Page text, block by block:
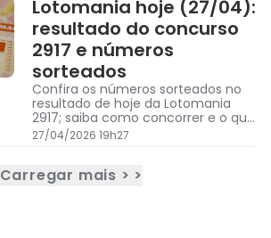
Lotomania hoje (27/04):
resultado do concurso
2917 e números
sorteados
Confira os números sorteados no
resultado de hoje da Lotomania
2917; saiba como concorrer e o que
acontece se o prêmio acumular
para o próximo concurso da Caixa
27/04/2026 19h27
Carregar mais > >